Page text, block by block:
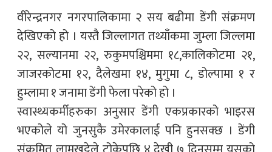
वीरेन्द्रनगर नगरपालिकामा २ सय बढीमा डेंगी संक्रमण
देखिएको हो । यस्तै जिल्लागत तथ्याँकमा जुम्ला जिल्लमा
२२, सल्यानमा २२, रुकुमपश्चिममा १८,कालिकोटमा २१,
जाजरकोटमा १२, दैलेखमा १४, मुगुमा ८, डोल्पामा १ र
हुम्लामा १ जनामा डेंगी फेला परेको हो ।
स्वास्थ्यकर्मीहरुका अनुसार डेंगी एकप्रकारको भाइरस
भएकोले यो जुनसुकै उमेरकालाई पनि हुनसक्छ । डेंगी